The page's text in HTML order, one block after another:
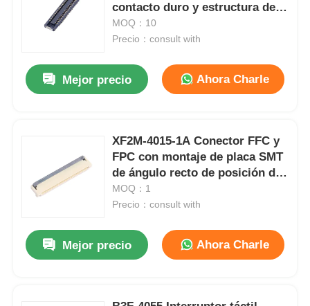
contacto duro y estructura de
bloqueo simple para 0,8 mm y
1,0 mm de altura combinada
MOQ：10
Precio：consult with
Mejor precio Ahora Charle
XF2M-4015-1A Conector FFC y
FPC con montaje de placa SMT
de ángulo recto de posición de
40 mm
MOQ：1
Precio：consult with
Mejor precio Ahora Charle